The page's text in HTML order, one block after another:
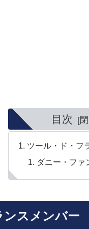
目次
ツール・ド・フ
ダニー・ファ
ンスメンバー